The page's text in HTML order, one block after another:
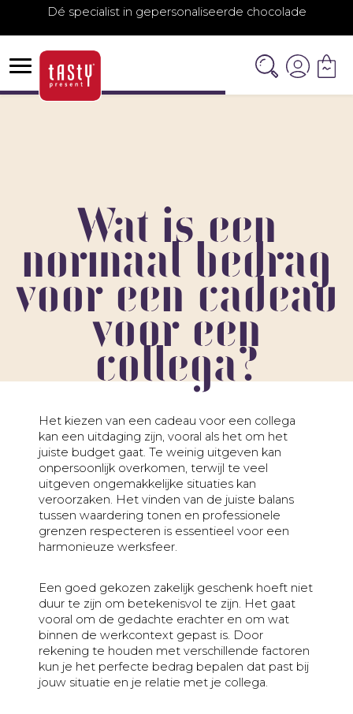
Dé specialist in gepersonaliseerde chocolade
Wat is een
normaal bedrag
voor een cadeau
voor een
collega?
Het kiezen van een cadeau voor een collega
kan een uitdaging zijn, vooral als het om het
juiste budget gaat. Te weinig uitgeven kan
onpersoonlijk overkomen, terwijl te veel
uitgeven ongemakkelijke situaties kan
veroorzaken. Het vinden van de juiste balans
tussen waardering tonen en professionele
grenzen respecteren is essentieel voor een
harmonieuze werksfeer.
Een goed gekozen zakelijk geschenk hoeft niet
duur te zijn om betekenisvol te zijn. Het gaat
vooral om de gedachte erachter en om wat
binnen de werkcontext gepast is. Door
rekening te houden met verschillende factoren
kun je het perfecte bedrag bepalen dat past bij
jouw situatie en je relatie met je collega.